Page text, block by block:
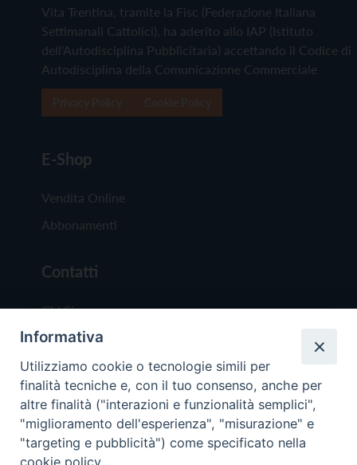
Vita Trentina, tramite la Fisc (Federazione Italiana
Settimanali Cattolici), ha aderito allo IAP (Istituto
dell'Autodisciplina Pubblicitaria) accettando il Codice di
Autodisciplina della Comunicazione Commerciale
E-Shop
Vendita Online
Abbonamenti
Contatti
Chi Siamo
Redazione
Scrivici
Informativa
Utilizziamo cookie o tecnologie simili per
finalità tecniche e, con il tuo consenso, anche per
altre finalità ("interazioni e funzionalità semplici",
"miglioramento dell'esperienza", "misurazione" e
"targeting e pubblicità") come specificato nella